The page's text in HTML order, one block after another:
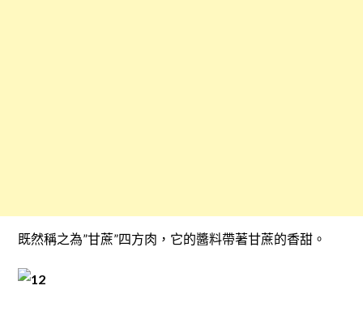
既然稱之為”甘蔗”四方肉，它的醬料帶著甘蔗的香甜。